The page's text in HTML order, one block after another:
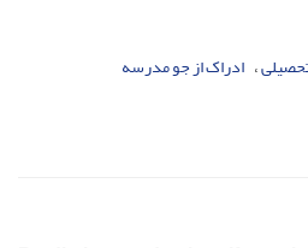
ادراک از جو مدرسه